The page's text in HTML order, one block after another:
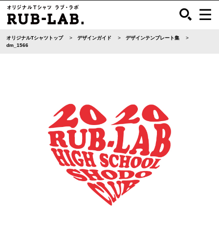
オリジナルTシャツトップ デザインガイド
デザインテンプレート集
dm_1566